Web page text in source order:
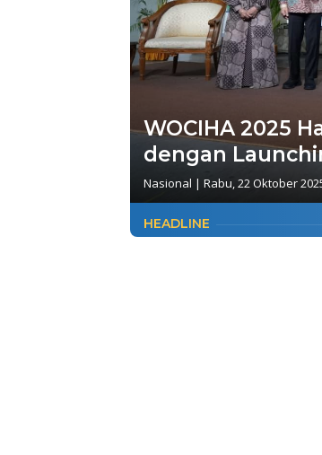
WOCIHA 2025
dengan
Nasional | Rabu, 22 Oktober
HEADLINE